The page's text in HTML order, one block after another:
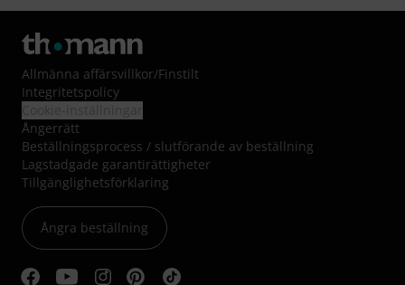
Allmänna affärsvillkor/Finstilt
Integritetspolicy
Ångerrätt
Beställningsprocess / slutförande av beställning
Lagstadgade garantirättigheter
Tillgänglighetsförklaring
Ångra beställning